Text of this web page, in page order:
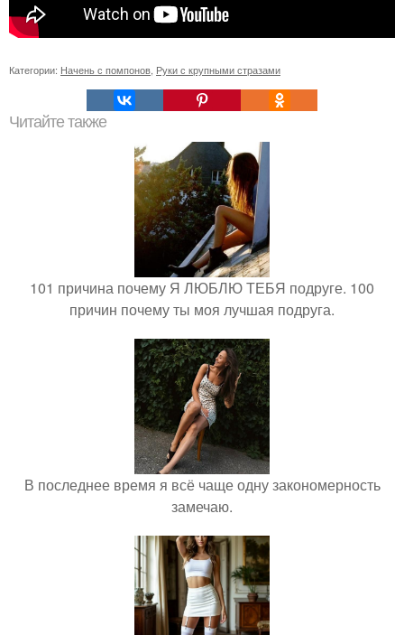
Категории: Начень с помпонов Руки с крупными стразами
Читайте также
101 причина почему Я ЛЮБЛЮ ТЕБЯ подруге. 100
причин почему ты моя лучшая подруга.
В последнее время я всё чаще одну закономерность
замечаю.